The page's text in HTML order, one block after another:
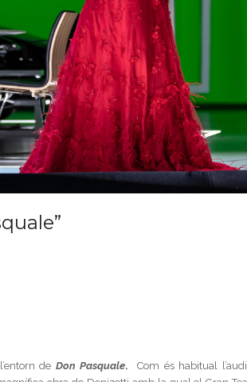
de Don Pasquale.
Com és habitual